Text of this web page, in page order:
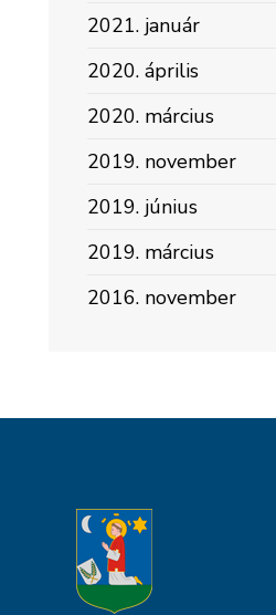
2021. január
2020. április
2020. március
2019. november
2019. június
2019. március
2016. november